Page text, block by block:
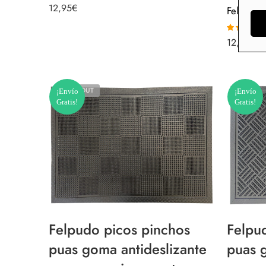
12,95€
Valorado
5.00
12,95
¡Envío
Gratis!
SOLD OUT
Felpudo picos pinchos
puas goma antideslizante
¡Envío
Gratis!
puas